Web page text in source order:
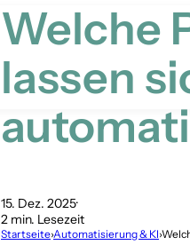
Welche
lassen
15. Dez. 2025
2 min. Lesezeit
Startseite›Automatisierung & KI›